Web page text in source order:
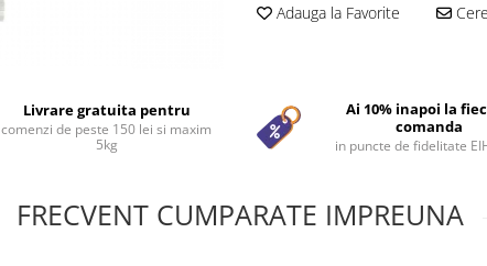
Adauga la Favorite
Livrare gratuita pentru
comenzi de peste 150 lei si maxim
5kg
Ai 10% inapoi la
comanda
in puncte de fidelitate
FRECVENT CUMPARATE IMPREUNA